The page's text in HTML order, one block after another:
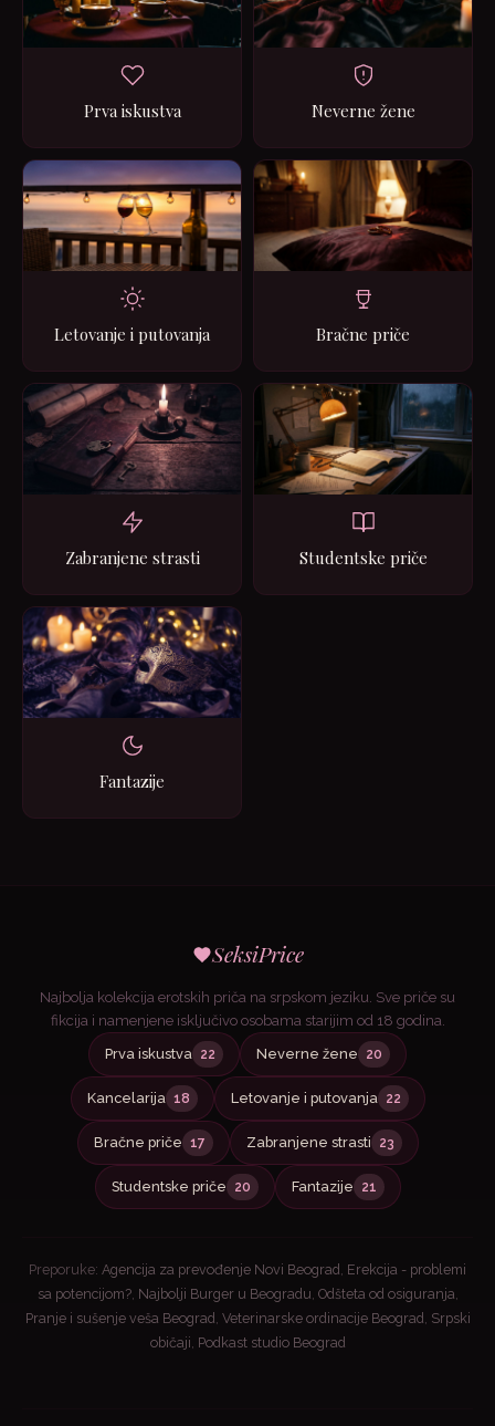
Prva iskustva Neverne žene
Letovanje i putovanja Bračne priče
Zabranjene strasti Studentske priče
Fantazije
SeksiPrice
Najbolja kolekcija erotskih priča na srpskom jeziku. Sve priče su
fikcija i namenjene isključivo osobama starijim od 18 godina.
Prva iskustva 22 Neverne žene 20
Kancelarija 18 Letovanje i putovanja 22
Bračne priče 17 Zabranjene strasti 23
Studentske priče 20 Fantazije 21
Preporuke: Agencija za prevođenje Novi Beograd , Erekcija - problemi
sa potencijom?, Najbolji Burger u Beogradu, Odšteta od osiguranja,
Pranje i sušenje veša Beograd , Veterinarske ordinacije Beograd , Srpski
običaji, Podkast studio Beograd